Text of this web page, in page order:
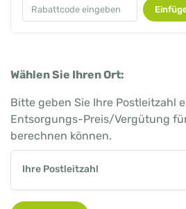
Wählen Sie Ihren Ort:
Bitte geben Sie Ihre Postleitzahl
Entsorgungs-Preis/Vergütung
berechnen können.
Ihre Postleitzahl